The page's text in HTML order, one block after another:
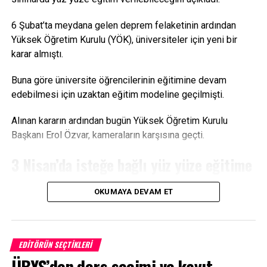
Facebook
Mastodon
EmailShare
6 Şubat’ta meydana gelen deprem felaketinin ardından
Yüksek Öğretim Kurulu (YÖK), üniversiteler için yeni bir
karar almıştı.
Buna göre üniversite öğrencilerinin eğitimine devam
edebilmesi için uzaktan eğitim modeline geçilmişti.
Alınan kararın ardından bugün Yüksek Öğretim Kurulu
Başkanı Erol Özvar, kameraların karşısına geçti.
geçiliyor
döneminin nasıl devam edeceğine ilişkin kamuoyunu
bilgilendirdi.
Buna göre 3 Nisan itibarıyla üniversitelerde uzaktan
OKUMAYA DEVAM ET
EDITÖRÜN SEÇTIKLERI